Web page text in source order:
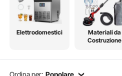
Elettrodomestici
Materiali da
Costruzione
Ordina per: Popolare